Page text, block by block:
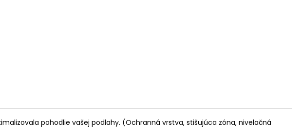
pohodlie vašej podlahy. (Ochranná vrstva, stišujúca zóna, nivelačná